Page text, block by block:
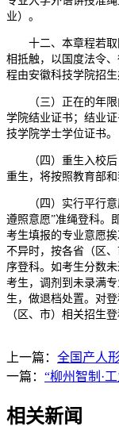
业）。
十二、本章程若取
相抵触，以国度法令
程由安徽科技学院招生
（三）正在的年限
学院结业证书；结业
技学院学士学位证书。
（四）重生入校后
重生，将按照教育部和
（四）实行平行意
遵照意愿”准绳登科。
考生填报的专业意愿
不异时，按各省（区
序登科。如考生分数
考生，调剂到未录满
生，做退档处置。对
（区、市）相关招生
上一篇： 全国产人
一篇： “柳州智制·
相关新闻